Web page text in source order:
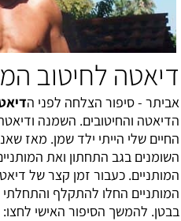
דיאטה לחיטוב
אביתר - סיפור הצלחה לפני ה
הדיאטה והחיטובים. השמנה
החיים שלי הייתי ילד שמן. מאז
השומנים בגב התחתון ואת
המותניים. כעבור זמן קצר של
המותניים החלו להתקלף והתחלתי
בבטן. להמשך הסיפור האישי לחצו: